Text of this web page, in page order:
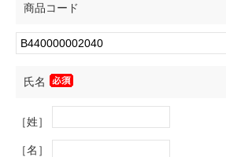
商品コード
氏名
［姓］
［名］